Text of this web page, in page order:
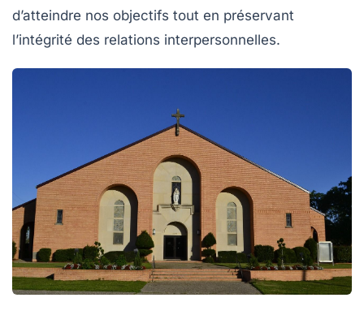
d’atteindre nos objectifs tout en préservant
l’intégrité des relations interpersonnelles.